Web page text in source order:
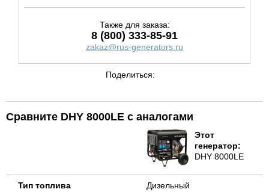
Также для заказа:
8 (800) 333-85-91
zakaz@rus-generators.ru
Поделиться:
Сравните DHY 8000LE с аналогами
Тип топлива
Этот
генератор:
DHY 8000LE
Дизельный